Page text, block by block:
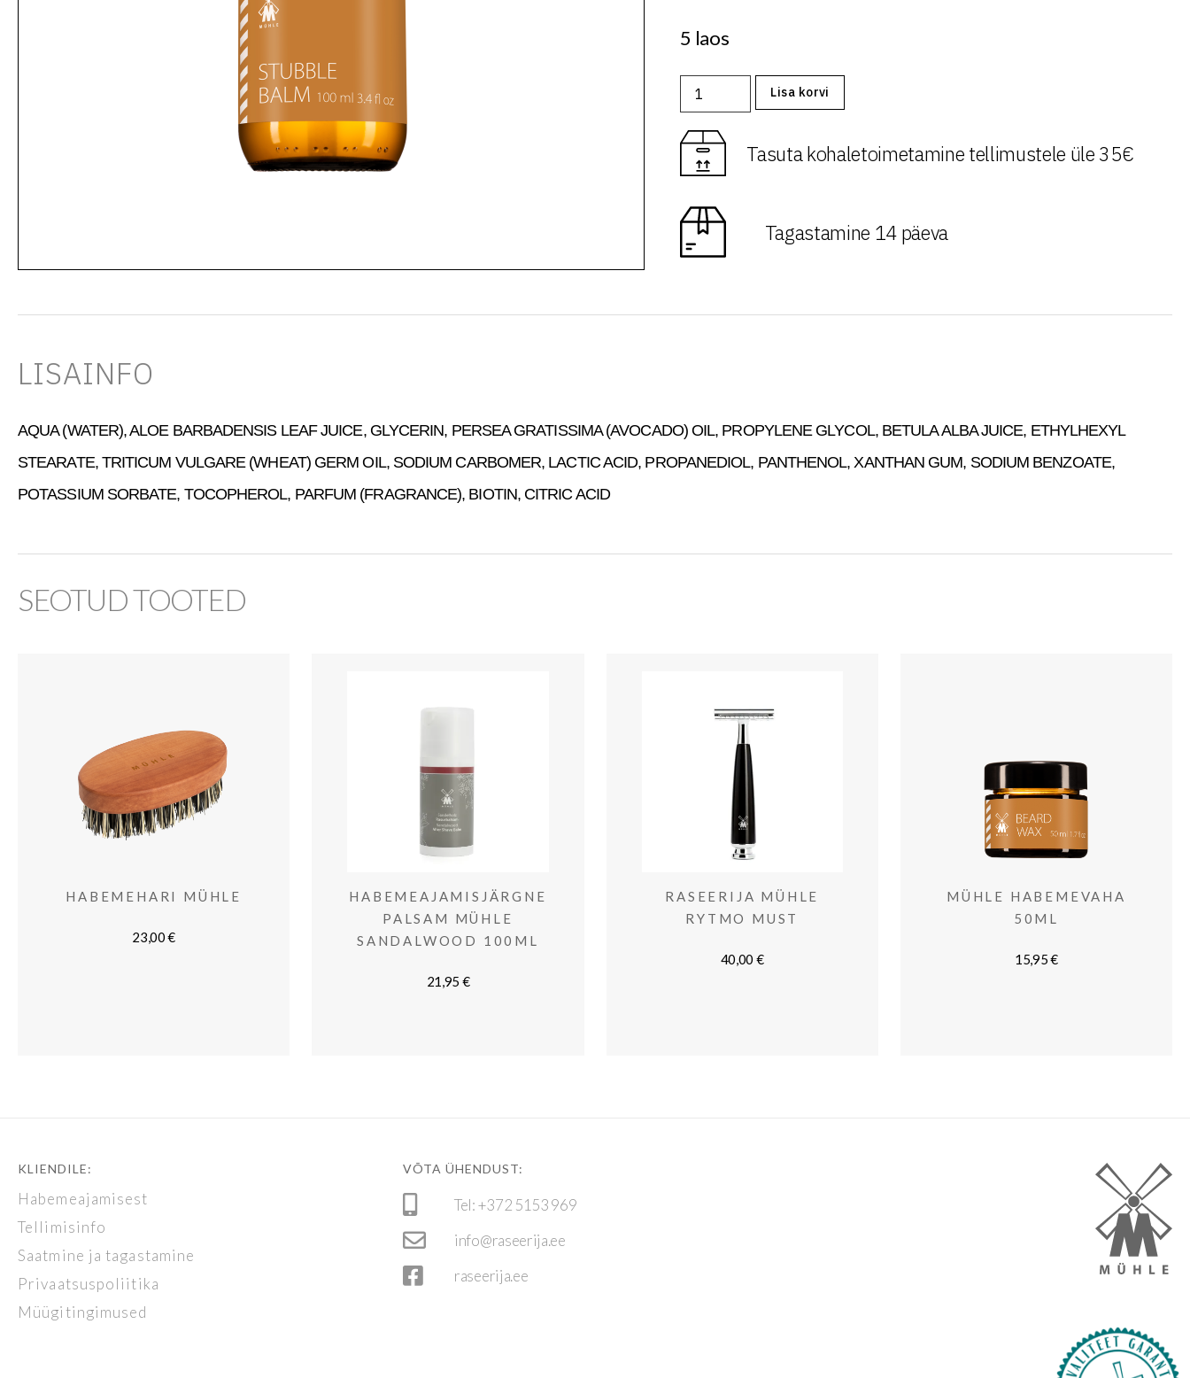
5 laos
Lisa korvi
Tasuta kohaletoimetamine tellimustele üle 35€
Tagastamine 14 päeva
LISAINFO
AQUA (WATER), ALOE BARBADENSIS LEAF JUICE, GLYCERIN, PERSEA GRATISSIMA (AVOCADO) OIL, PROPYLENE GLYCOL, BETULA ALBA JUICE, ETHYLHEXYL
STEARATE, TRITICUM VULGARE (WHEAT) GERM OIL, SODIUM CARBOMER, LACTIC ACID, PROPANEDIOL, PANTHENOL, XANTHAN GUM, SODIUM BENZOATE,
POTASSIUM SORBATE, TOCOPHEROL, PARFUM (FRAGRANCE), BIOTIN, CITRIC ACID
SEOTUD TOOTED
HABEMEHARI MÜHLE
23,00€
HABEMEAJAMISJÄRGNE
PALSAM MÜHLE
SANDALWOOD 100ML
21,95 €
RASEERIJA MÜHLE
RYTMO MUST
40,00 €
MÜHLE HABEMEVAHA
50ML
15,95€
KLIENDILE:
Habemeajamisest
Tellimisinfo
Saatmine ja tagastamine
Privaatsuspoliitika
Müügitingimused
VÕTA ÜHENDUST:
Tel: +372 5153 969
info@raseerija.ee
raseerija.ee